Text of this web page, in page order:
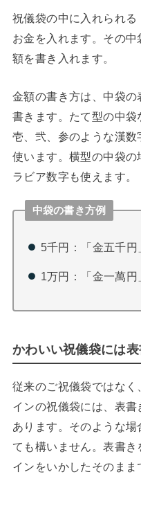
祝儀袋の中に入れられ
お金を入れます。その
額を書き入れます。
金額の書き方は、中袋
書きます。たて型の中
壱、弐、参のような漢
使います。横型の中袋
ラビア数字も使えます。
中袋の書き方例
5千円：「金五千円
1万円：「金一萬円
かわいい祝儀袋には
従来のご祝儀袋ではな
インの祝儀袋には、表
あります。そのような場
ても構いません。表書
インをいかしたそのまま